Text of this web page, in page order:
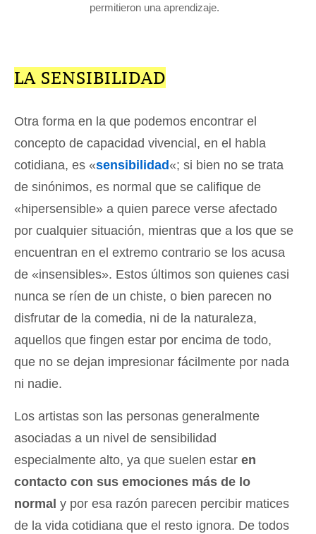
permitieron una aprendizaje.
LA SENSIBILIDAD
Otra forma en la que podemos encontrar el
concepto de capacidad vivencial, en el habla
cotidiana, es «sensibilidad«; si bien no se trata
de sinónimos, es normal que se califique de
«hipersensible» a quien parece verse afectado
por cualquier situación, mientras que a los que se
encuentran en el extremo contrario se los acusa
de «insensibles». Estos últimos son quienes casi
nunca se ríen de un chiste, o bien parecen no
disfrutar de la comedia, ni de la naturaleza,
aquellos que fingen estar por encima de todo,
que no se dejan impresionar fácilmente por nada
ni nadie.
Los artistas son las personas generalmente
asociadas a un nivel de sensibilidad
especialmente alto, ya que suelen estar en
contacto con sus emociones más de lo
normal y por esa razón parecen percibir matices
de la vida cotidiana que el resto ignora. De todos